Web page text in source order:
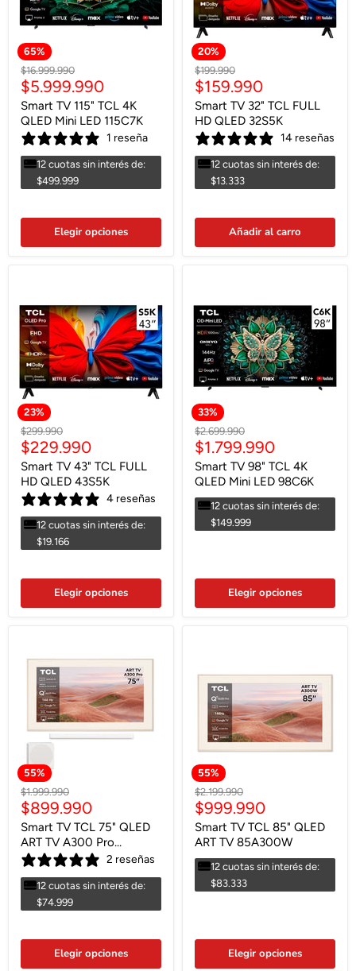
65%
Precio
original
$16.999.990
Precio
actual
$5.999.990
Smart TV 115" TCL 4K
QLED Mini LED 115C7K
1 reseña
12 cuotas sin interés de:
$499.999
Elegir opciones
20%
Precio
original
$199.990
Precio
actual
$159.990
Smart TV 32" TCL FULL
HD QLED 32S5K
14 reseñas
12 cuotas sin interés de:
$13.333
Añadir al carro
23%
Precio
original
$299.990
Precio
actual
$229.990
Smart TV 43" TCL FULL
HD QLED 43S5K
4 reseñas
12 cuotas sin interés de:
$19.166
Elegir opciones
33%
Precio
original
$2.699.990
Precio
actual
$1.799.990
Smart TV 98" TCL 4K
QLED Mini LED 98C6K
12 cuotas sin interés de:
$149.999
Elegir opciones
55%
Precio
original
$1.999.990
Precio
actual
$899.990
Smart TV TCL 75" QLED
ART TV A300 Pro
Soundbar Incluido2 reseñas
12 cuotas sin interés de:
$74.999
Elegir opciones
55%
Precio
original
$2.199.990
Precio
actual
$999.990
Smart TV TCL 85" QLED
ART TV 85A300W
12 cuotas sin interés de:
$83.333
Elegir opciones